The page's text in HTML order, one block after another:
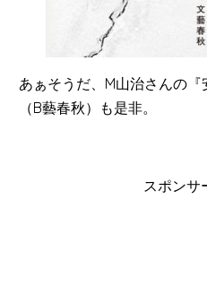
あぁそうだ、M山治さんの『
（B藝春秋）も是非。
スポンサ